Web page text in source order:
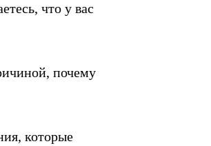
что у вас
почему
которые